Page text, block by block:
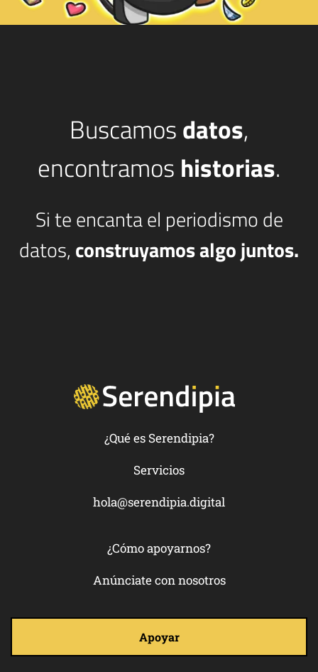
Buscamosdatos,
encontramos historias.
Si te encanta el periodismo de
datos, construyamos algo juntos.
¿Qué es Serendipia?
Servicios
hola@serendipia.digital
¿Cómo apoyarnos?
Anúnciate con nosotros
Apoyar